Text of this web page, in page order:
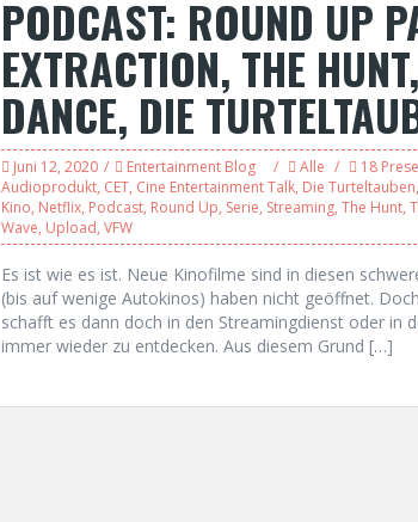
PODCAST: ROUND UP
EXTRACTION, THE
DANCE, DIE
Juni 12, 2020 Entertainment Blog Alle 18
Audioprodukt, CET, Cine Entertainment Talk, Die Turteltauben,
Kino, Netflix, Podcast, Round Up, Serie, Streaming, The Hunt,
Wave, Upload, VFW
Es ist wie es ist. Neue Kinofilme sind in diesen
(bis auf wenige Autokinos) haben nicht geöffnet.
schafft es dann doch in den Streamingdienst oder in
immer wieder zu entdecken. Aus diesem Grund […]